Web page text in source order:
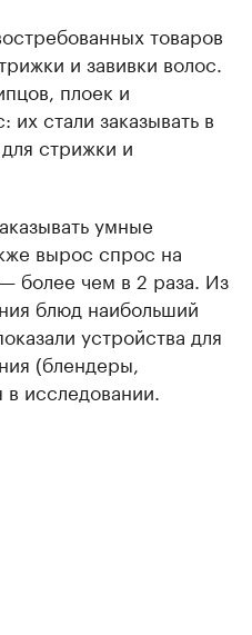
товаров
и завивки волос.
плоек и
стали заказывать в
стрижки и
умные
вырос спрос на
более чем в 2 раза. Из
блюд наибольший
устройства для
(блендеры,
исследовании.